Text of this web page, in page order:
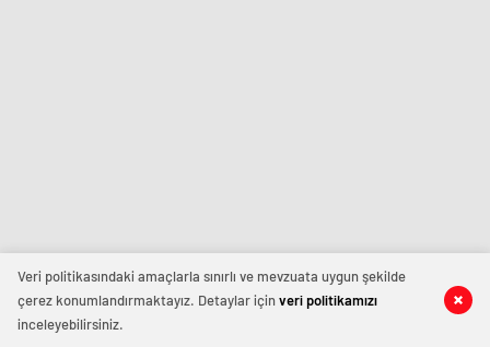
Veri politikasındaki amaçlarla sınırlı ve mevzuata uygun şekilde
çerez konumlandırmaktayız. Detaylar içinveri politikamızı
inceleyebilirsiniz.